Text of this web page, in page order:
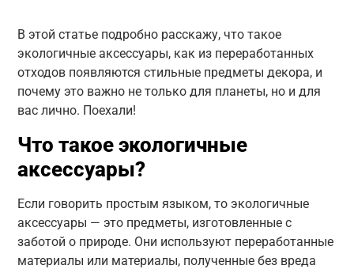
В этой статье подробно расскажу, что такое
экологичные аксессуары, как из переработанных
отходов появляются стильные предметы декора, и
почему это важно не только для планеты, но и для
вас лично. Поехали!
Что такое экологичные
аксессуары?
Если говорить простым языком, то экологичные
аксессуары — это предметы, изготовленные с
заботой о природе. Они используют переработанные
материалы или материалы, полученные без вреда